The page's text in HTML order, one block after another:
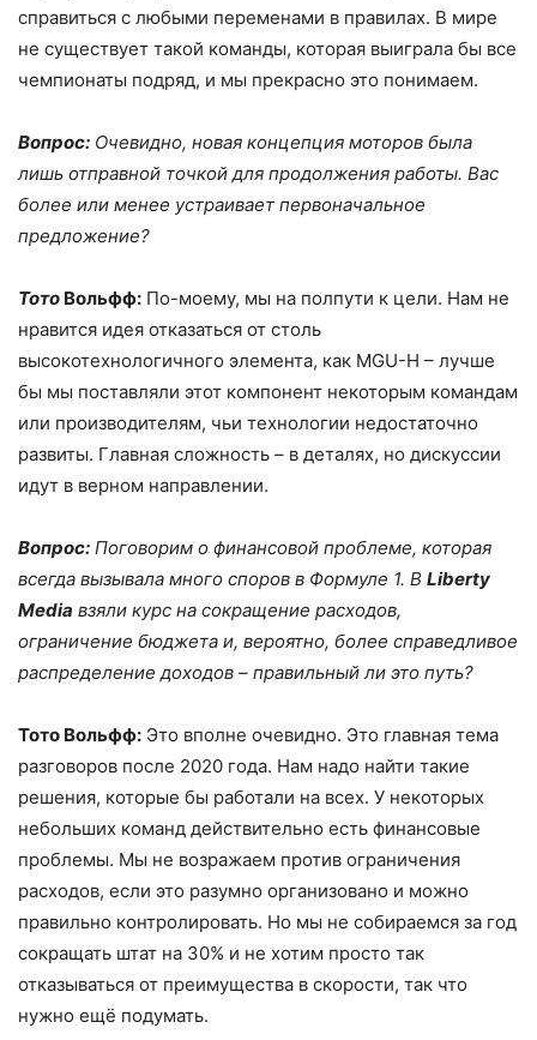
справиться с любыми переменами в правилах. В мире
не существует такой команды, которая выиграла бы все
чемпионаты подряд, и мы прекрасно это понимаем.
Вопрос: Очевидно, новая концепция моторов была
лишь отправной точкой для продолжения работы. Вас
более или менее устраивает первоначальное
предложение?
Тото Вольфф: По-моему, мы на полпути к цели. Нам не
нравится идея отказаться от столь
высокотехнологичного элемента, как MGU-H – лучше
бы мы поставляли этот компонент некоторым командам
или производителям, чьи технологии недостаточно
развиты. Главная сложность – в деталях, но дискуссии
идут в верном направлении.
Вопрос: Поговорим о финансовой проблеме, которая
всегда вызывала много споров в Формуле 1. В Liberty
Media взяли курс на сокращение расходов,
ограничение бюджета и, вероятно, более справедливое
распределение доходов – правильный ли это путь?
Тото Вольфф: Это вполне очевидно. Это главная тема
разговоров после 2020 года. Нам надо найти такие
решения, которые бы работали на всех. У некоторых
небольших команд действительно есть финансовые
проблемы. Мы не возражаем против ограничения
расходов, если это разумно организовано и можно
правильно контролировать. Но мы не собираемся за год
сокращать штат на 30% и не хотим просто так
отказываться от преимущества в скорости, так что
нужно ещё подумать.